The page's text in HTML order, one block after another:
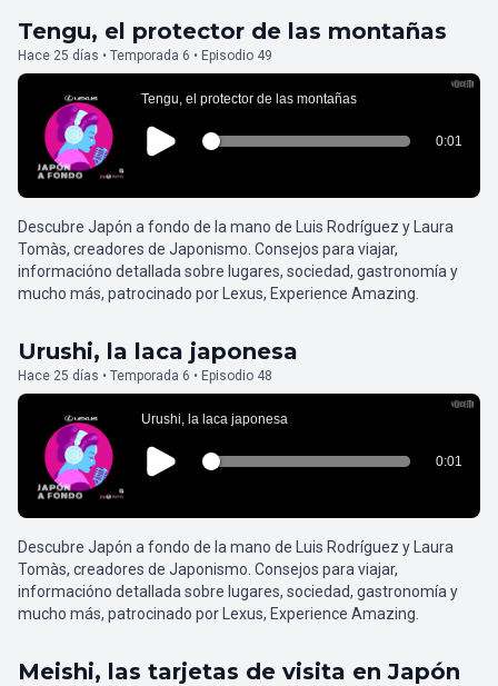
Tengu, el protector de las montañas
Hace 25 días • Temporada 6 • Episodio 49
Descubre Japón a fondo de la mano de Luis Rodríguez y Laura
Tomàs, creadores de Japonismo. Consejos para viajar,
informacióno detallada sobre lugares, sociedad, gastronomía y
mucho más, patrocinado por Lexus, Experience Amazing.
Urushi, la laca japonesa
Hace 25 días • Temporada 6 • Episodio 48
Descubre Japón a fondo de la mano de Luis Rodríguez y Laura
Tomàs, creadores de Japonismo. Consejos para viajar,
informacióno detallada sobre lugares, sociedad, gastronomía y
mucho más, patrocinado por Lexus, Experience Amazing.
Meishi, las tarjetas de visita en Japón